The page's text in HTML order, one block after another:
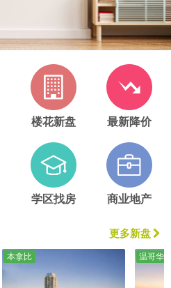
楼花新盘 最新降价
学区找房 商业地产
更多新盘
本拿比 温哥华